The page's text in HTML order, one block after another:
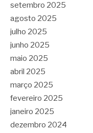
setembro 2025
agosto 2025
julho 2025
junho 2025
maio 2025
abril 2025
março 2025
fevereiro 2025
janeiro 2025
dezembro 2024